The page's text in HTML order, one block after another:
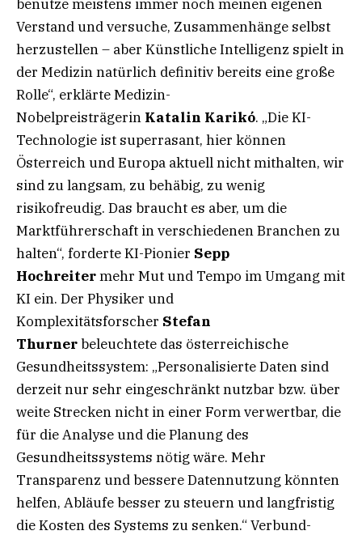
benutze meistens immer noch meinen eigenen
Verstand und versuche, Zusammenhänge selbst
herzustellen – aber Künstliche Intelligenz spielt in
der Medizin natürlich definitiv bereits eine große
Rolle“, erklärte Medizin-
Nobelpreisträgerin Katalin Karikó. „Die KI-
Technologie ist superrasant, hier können
Österreich und Europa aktuell nicht mithalten, wir
sind zu langsam, zu behäbig, zu wenig
risikofreudig. Das braucht es aber, um die
Marktführerschaft in verschiedenen Branchen zu
halten“, forderte KI-Pionier Sepp
Hochreitermehr Mut und Tempo im Umgang mit
KI ein. Der Physiker und
Komplexitätsforscher Stefan
Thurnerbeleuchtete das österreichische
Gesundheitssystem: „Personalisierte Daten sind
derzeit nur sehr eingeschränkt nutzbar bzw. über
weite Strecken nicht in einer Form verwertbar, die
für die Analyse und die Planung des
Gesundheitssystems nötig wäre. Mehr
Transparenz und bessere Datennutzung könnten
helfen, Abläufe besser zu steuern und langfristig
die Kosten des Systems zu senken.“ Verbund-